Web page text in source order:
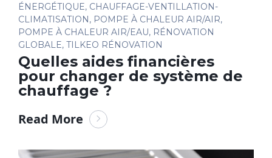
ÉNERGÉTIQUE, CHAUFFAGE-VENTILLATION-
CLIMATISATION, POMPE À CHALEUR AIR/AIR,
POMPE À CHALEUR AIR/EAU, RÉNOVATION
GLOBALE, TILKEO RÉNOVATION
Quelles aides financières
pour changer de système de
chauffage ?
Read More